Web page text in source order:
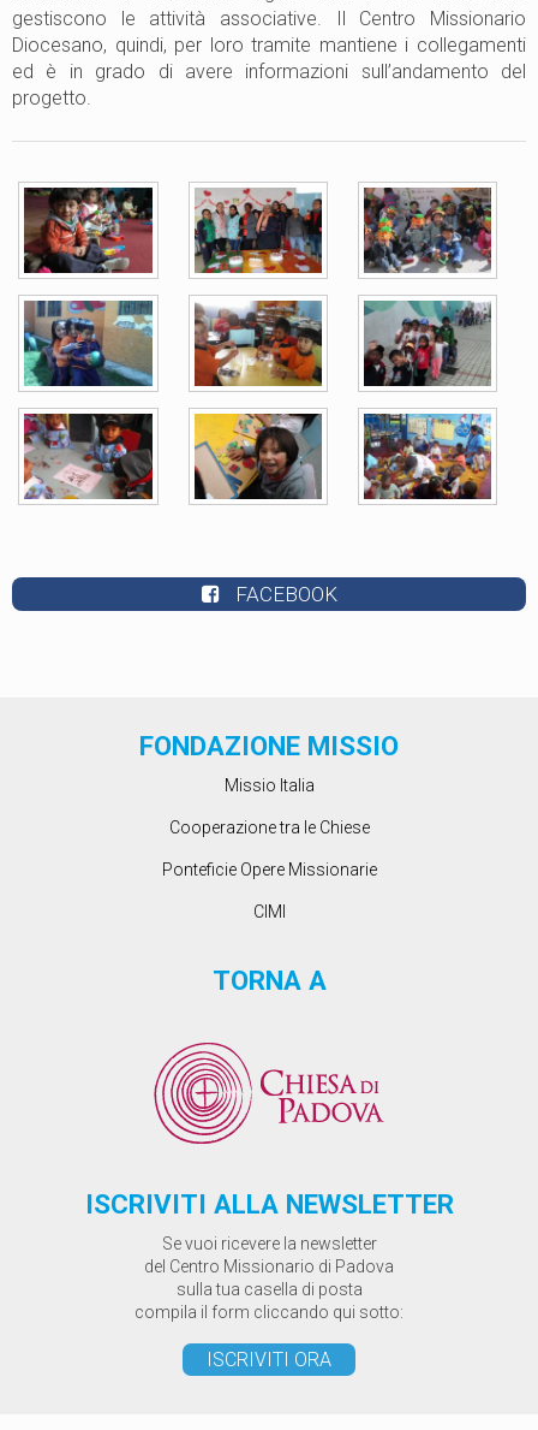
gestiscono le attività associative. Il Centro Missionario
Diocesano, quindi, per loro tramite mantiene i collegamenti
ed è in grado di avere informazioni sull’andamento del
progetto.
FACEBOOK
FONDAZIONE MISSIO
Missio Italia
Cooperazione tra le Chiese
Ponteficie Opere Missionarie
CIMI
TORNA A
ISCRIVITI ALLA NEWSLETTER
Se vuoi ricevere la newsletter
del Centro Missionario di Padova
sulla tua casella di posta
compila il form cliccando qui sotto:
ISCRIVITI ORA